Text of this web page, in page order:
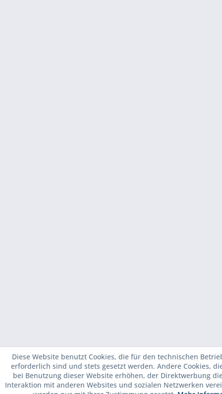
Diese Website benutzt Cookies, die für den technischen
erforderlich sind und stets gesetzt werden. Andere Cookies,
bei Benutzung dieser Website erhöhen, der Direktwerbung
Interaktion mit anderen Websites und sozialen Netzwerken